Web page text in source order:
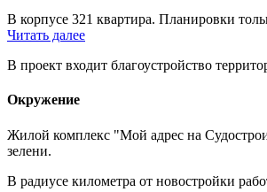
В корпусе 321 квартира. Планировки
Читать далее
В проект входит благоустройство
Окружение
Жилой комплекс "Мой адрес на
зелени.
В радиусе километра от новостройки